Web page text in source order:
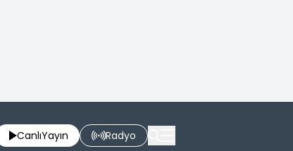
CanlıYayın Radyo